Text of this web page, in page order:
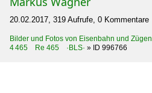
20.02.2017, 319 Aufrufe, 0 Kommentare
Bilder und Fotos von Eisenbahn und Zügen
4 465 Re 465 ·BLS· » ID 996766